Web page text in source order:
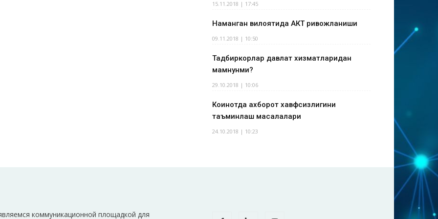
15.11.2018 | 17:45
Наманган вилоятида АКТ ривожланиши
09.11.2018 | 10:50
Тадбиркорлар давлат хизматларидан
мамнунми?
29.10.2018 | 10:06
Коинотда ахборот хавфсизлигини
таъминлаш масалалари
24.10.2018 | 10:23
коммуникационной площадкой для